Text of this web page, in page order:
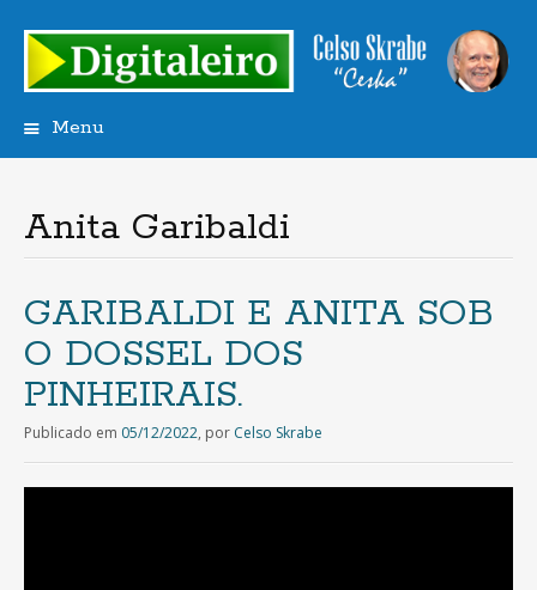
Menu
conteúdo
Anita Garibaldi
GARIBALDI E ANITA SOB
O DOSSEL DOS
PINHEIRAIS.
Publicado em 05/12/2022, por Celso Skrabe